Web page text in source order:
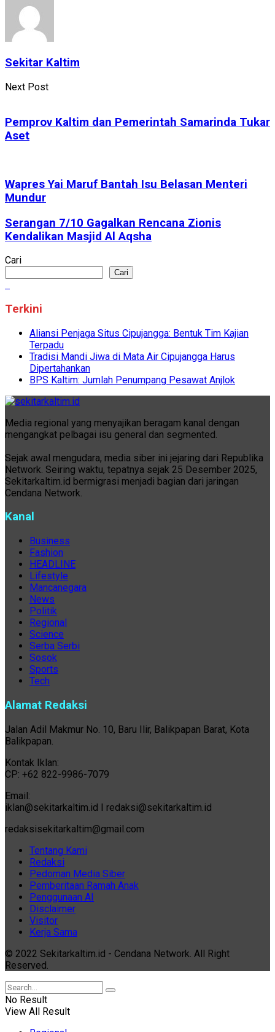
Sekitar Kaltim
Next Post
Pemprov Kaltim dan Pemerintah Samarinda Tukar
Aset
Wapres Yai Maruf Bantah Isu Belasan Menteri
Mundur
Serangan 7/10 Gagalkan Rencana Zionis
Kendalikan Masjid Al Aqsha
Cari
Cari
Terkini
Aliansi Penjaga Situs Cipujangga: Bentuk Tim Kajian
Terpadu
Tradisi Mandi Jiwa di Mata Air Cipujangga Harus
Dipertahankan
BPS Kaltim: Jumlah Penumpang Pesawat Anjlok
Media regional yang menyajikan beragam kanal dengan
mengangkat pelbagai isu general dan segmented.
Sejak awal mengudara, media siber ini jejaring dari Republika
Network. Seiring waktu, tepatnya sejak 25 Desember 2025,
Sekitarkaltim.id bermigrasi menjadi bagian dari jaringan
Cendana Network.
Kanal
Business
Fashion
HEADLINE
Lifestyle
Mancanegara
News
Politik
Regional
Science
Serba Serbi
Sosok
Sports
Tech
Alamat Redaksi
Jalan Adil Makmur No. 10, Baru Ilir, Balikpapan Barat, Kota
Balikpapan.
Kontak Iklan:
CP: +62 822-9986-7079
Email:
iklan@sekitarkaltim.id I redaksi@sekitarkaltim.id
redaksisekitarkaltim@gmail.com
Tentang Kami
Redaksi
Pedoman Media Siber
Pemberitaan Ramah Anak
Penggunaan AI
Disclaimer
Visitor
Kerja Sama
© 2022 Sekitarkaltim.id - Cendana Network. All Right
Reserved.
No Result
View All Result